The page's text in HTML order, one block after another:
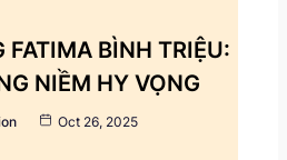
FATIMA BÌNH TRIỆU:
NIỀM HY VỌNG
Oct 26, 2025